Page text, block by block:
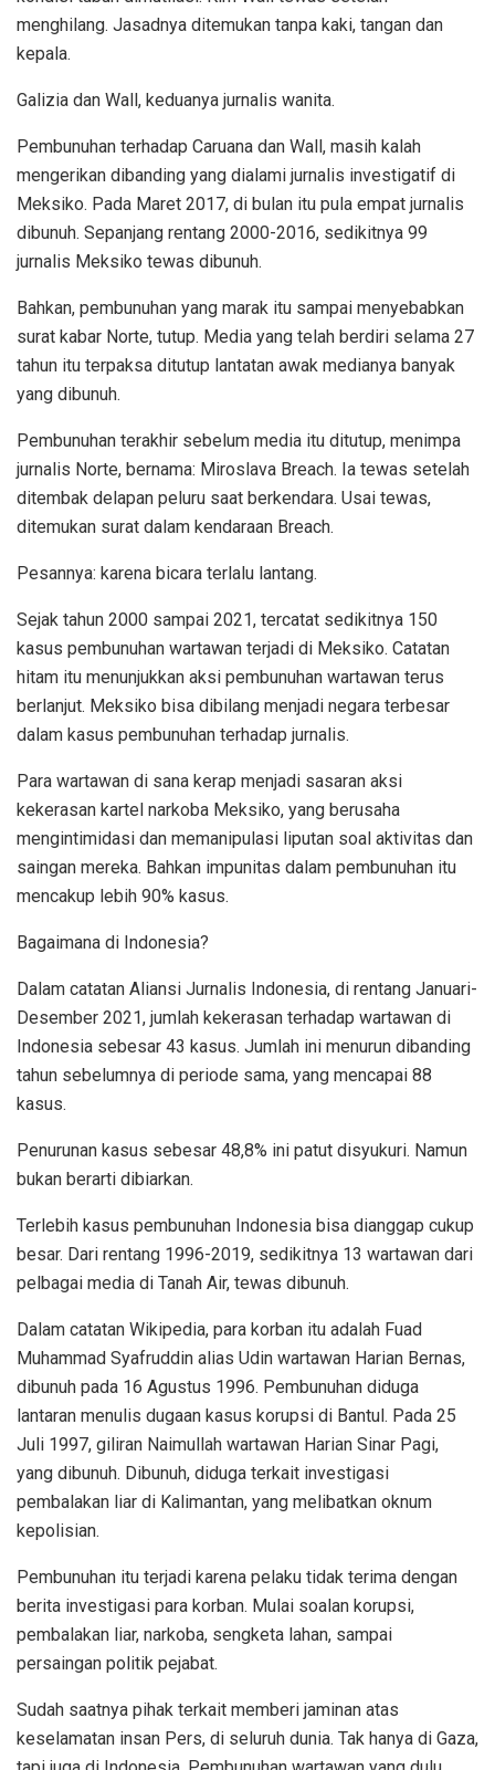
menghilang. Jasadnya ditemukan tanpa kaki, tangan dan
kepala.
Galizia dan Wall, keduanya jurnalis wanita.
Pembunuhan terhadap Caruana dan Wall, masih kalah
mengerikan dibanding yang dialami jurnalis investigatif di
Meksiko. Pada Maret 2017, di bulan itu pula empat jurnalis
dibunuh. Sepanjang rentang 2000-2016, sedikitnya 99
jurnalis Meksiko tewas dibunuh.
Bahkan, pembunuhan yang marak itu sampai menyebabkan
surat kabar Norte, tutup. Media yang telah berdiri selama 27
tahun itu terpaksa ditutup lantatan awak medianya banyak
yang dibunuh.
Pembunuhan terakhir sebelum media itu ditutup, menimpa
jurnalis Norte, bernama: Miroslava Breach. Ia tewas setelah
ditembak delapan peluru saat berkendara. Usai tewas,
ditemukan surat dalam kendaraan Breach.
Pesannya: karena bicara terlalu lantang.
Sejak tahun 2000 sampai 2021, tercatat sedikitnya 150
kasus pembunuhan wartawan terjadi di Meksiko. Catatan
hitam itu menunjukkan aksi pembunuhan wartawan terus
berlanjut. Meksiko bisa dibilang menjadi negara terbesar
dalam kasus pembunuhan terhadap jurnalis.
Para wartawan di sana kerap menjadi sasaran aksi
kekerasan kartel narkoba Meksiko, yang berusaha
mengintimidasi dan memanipulasi liputan soal aktivitas dan
saingan mereka. Bahkan impunitas dalam pembunuhan itu
mencakup lebih 90% kasus.
Bagaimana di Indonesia?
Dalam catatan Aliansi Jurnalis Indonesia, di rentang Januari-
Desember 2021, jumlah kekerasan terhadap wartawan di
Indonesia sebesar 43 kasus. Jumlah ini menurun dibanding
tahun sebelumnya di periode sama, yang mencapai 88
kasus.
Penurunan kasus sebesar 48,8% ini patut disyukuri. Namun
bukan berarti dibiarkan.
Terlebih kasus pembunuhan Indonesia bisa dianggap cukup
besar. Dari rentang 1996-2019, sedikitnya 13 wartawan dari
pelbagai media di Tanah Air, tewas dibunuh.
Dalam catatan Wikipedia, para korban itu adalah Fuad
Muhammad Syafruddin alias Udin wartawan Harian Bernas,
dibunuh pada 16 Agustus 1996. Pembunuhan diduga
lantaran menulis dugaan kasus korupsi di Bantul. Pada 25
Juli 1997, giliran Naimullah wartawan Harian Sinar Pagi,
yang dibunuh. Dibunuh, diduga terkait investigasi
pembalakan liar di Kalimantan, yang melibatkan oknum
kepolisian.
Pembunuhan itu terjadi karena pelaku tidak terima dengan
berita investigasi para korban. Mulai soalan korupsi,
pembalakan liar, narkoba, sengketa lahan, sampai
persaingan politik pejabat.
Sudah saatnya pihak terkait memberi jaminan atas
keselamatan insan Pers, di seluruh dunia. Tak hanya di Gaza,